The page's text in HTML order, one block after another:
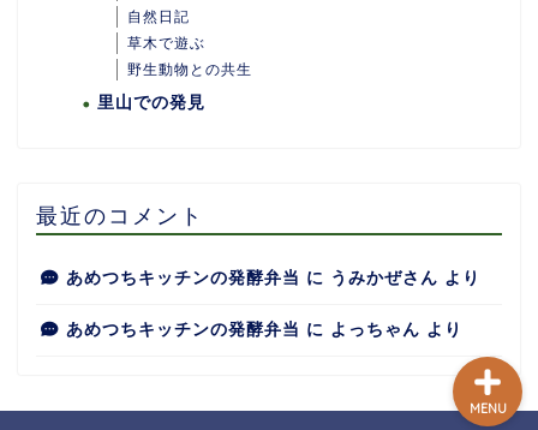
自然日記
草木で遊ぶ
野生動物との共生
里山での発見
最近のコメント
あめつちキッチンの発酵弁当 に うみかぜさん より
あめつちキッチンの発酵弁当 に よっちゃん より
MENU